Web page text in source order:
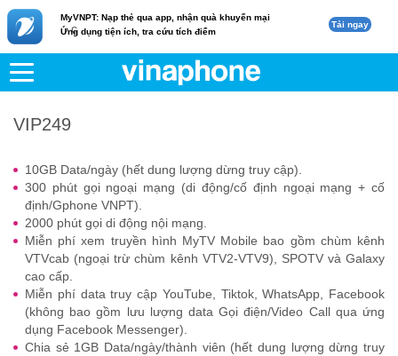
MyVNPT: Nạp thẻ qua app, nhận quà khuyến mại
Ứng dụng tiện ích, tra cứu tích điểm
c Tải ngay
VNPT VIP249
VIP249
10GB Data/ngày (hết dung lượng dừng truy cập).
300 phút gọi ngoại mạng (di động/cố định ngoại mạng + cố
định/Gphone VNPT).
2000 phút gọi di động nội mạng.
Miễn phí xem truyền hình MyTV Mobile bao gồm chùm kênh
VTVcab (ngoại trừ chùm kênh VTV2-VTV9), SPOTV và Galaxy
cao cấp.
Miễn phí data truy cập YouTube, Tiktok, WhatsApp, Facebook
(không bao gồm lưu lượng data Gọi điện/Video Call qua ứng
dụng Facebook Messenger).
Chia sẻ 1GB Data/ngày/thành viên (hết dung lượng dừng truy